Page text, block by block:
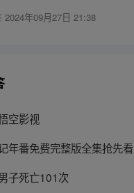
2024年09月27日 21:38
空影视
年番免费完整版全集抢先看
子死亡101次